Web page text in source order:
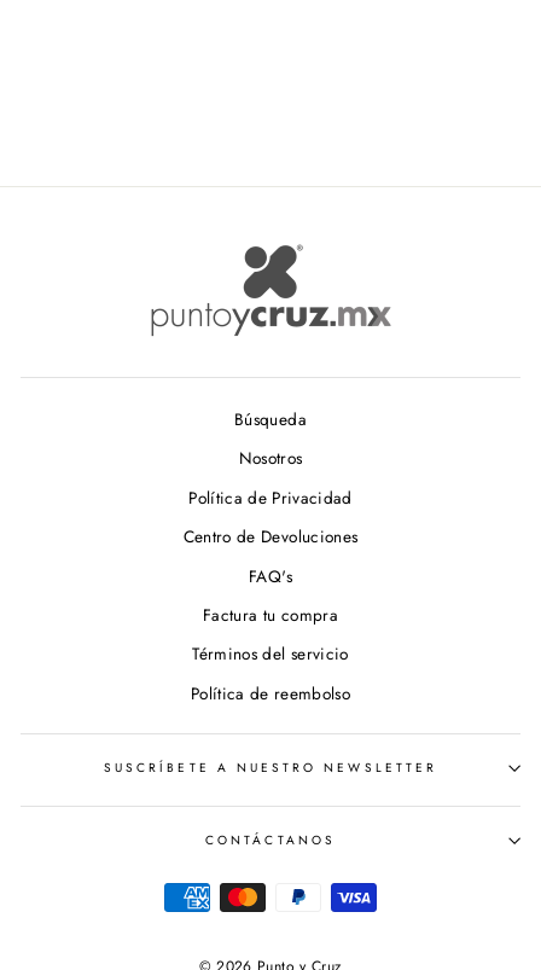
Búsqueda
Nosotros
Política de Privacidad
Centro de Devoluciones
FAQ's
Factura tu compra
Términos del servicio
Política de reembolso
SUSCRÍBETE A NUESTRO NEWSLETTER
CONTÁCTANOS